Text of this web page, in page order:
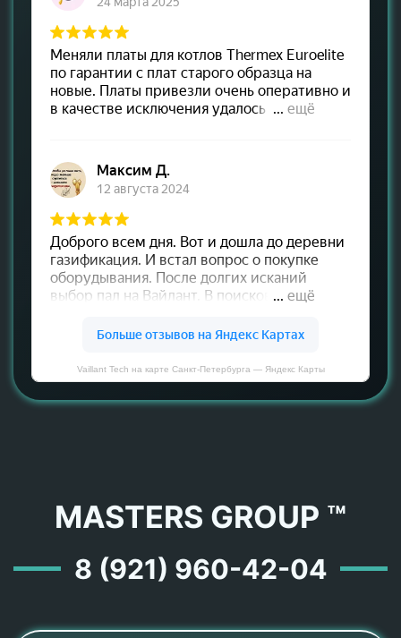
Vaillant Tech на карте Санкт‑Петербурга — Яндекс Карты
MASTERS GROUP ™
8 (921) 960-42-04